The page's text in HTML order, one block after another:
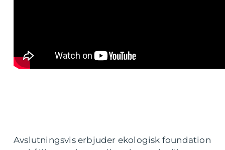
Avslutningsvis erbjuder ekologisk foundation